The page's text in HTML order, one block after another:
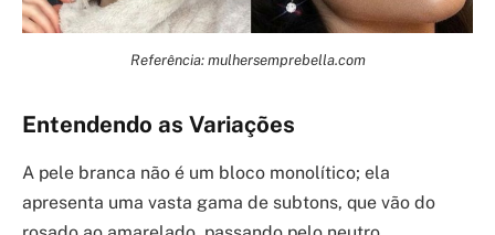
Referência: mulhersemprebella.com
Entendendo as Variações
A pele branca não é um bloco monolítico; ela
apresenta uma vasta gama de subtons, que vão do